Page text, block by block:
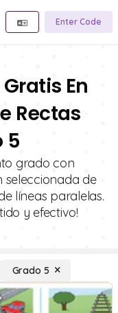
Enter Code
En
Rectas
5
grado con
seleccionada de
líneas paralelas.
y efectivo!
Grado 5